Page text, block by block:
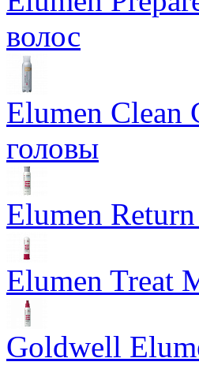
волос
Elumen Clean
головы
Elumen Return
Elumen Treat
Goldwell